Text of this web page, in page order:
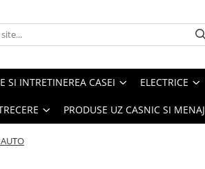
SI INTRETINEREA CASEI ELECTRICE
PRODUSE UZ CASNIC SI MENAJ